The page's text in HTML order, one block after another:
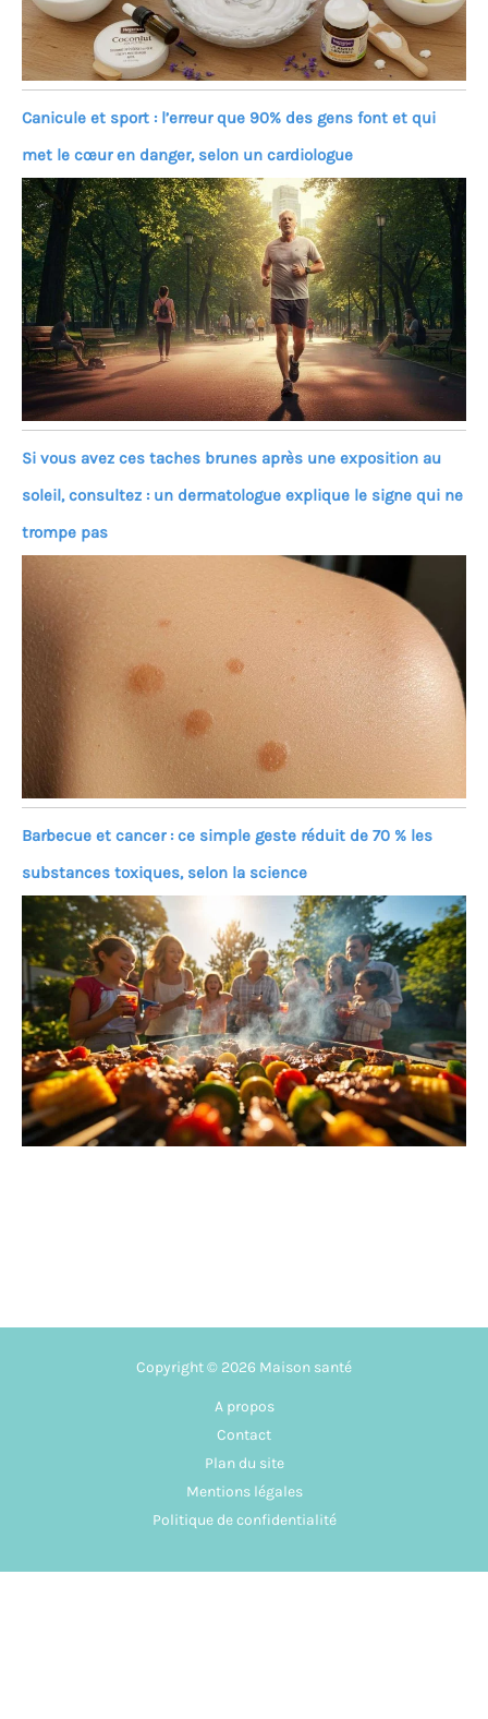
Canicule et sport : l’erreur que 90% des gens font et qui
met le cœur en danger, selon un cardiologue
Si vous avez ces taches brunes après une exposition au
soleil, consultez : un dermatologue explique le signe qui ne
trompe pas
Barbecue et cancer : ce simple geste réduit de 70 % les
substances toxiques, selon la science
Copyright © 2026 Maison santé
A propos
Contact
Plan du site
Mentions légales
Politique de confidentialité